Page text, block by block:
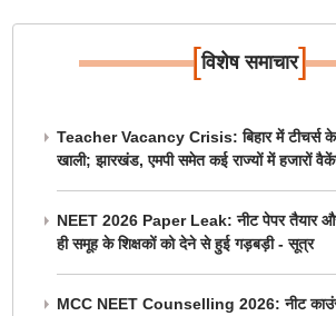
[विशेष समाचार]
Teacher Vacancy Crisis: बिहार में टीचर्स
खाली; झारखंड, एमपी समेत कई राज्यों में हजारों
NEET 2026 Paper Leak: नीट पेपर तैयार
ही समूह के शिक्षकों को देने से हुई गड़बड़ी - सूत्र
MCC NEET Counselling 2026: नीट